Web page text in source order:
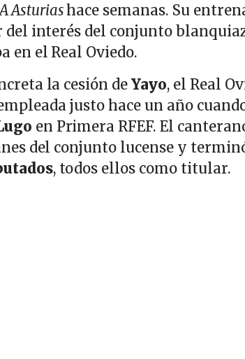
Asturiashace semanas. Su
interés del conjunto
en el Real Oviedo.
la cesión deYayo, el Real
justo hace un año
en Primera RFEF. El
del conjunto lucense y
, todos ellos como titular.